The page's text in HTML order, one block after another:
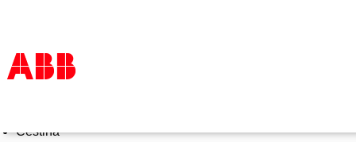
Products & Solutions
Čeština